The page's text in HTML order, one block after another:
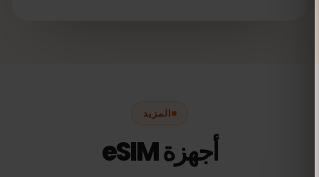
المزيد
أجهزة eSIM